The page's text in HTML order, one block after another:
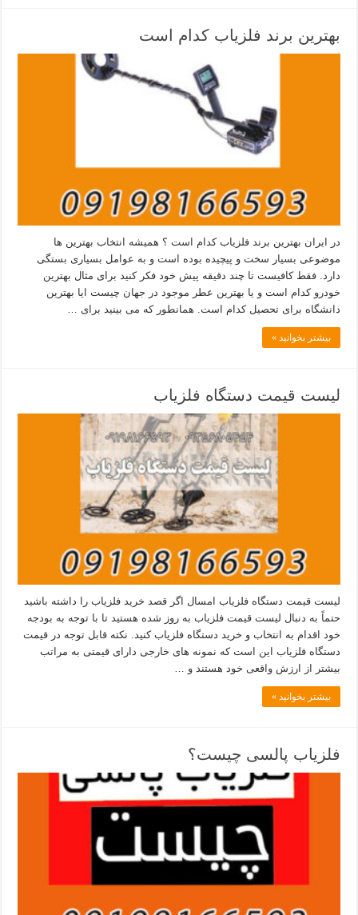
بهترین برند فلزیاب کدام است
در ایران بهترین برند فلزیاب کدام است ؟ همیشه انتخاب بهترین ها
موضوعی بسیار سخت و پیچیده بوده است و به عوامل بسیاری بستگی
دارد. فقط کافیست تا چند دقیقه پیش خود فکر کنید برای مثال بهترین
خودرو کدام است و یا بهترین عطر موجود در جهان چیست ایا بهترین
دانشگاه برای تحصیل کدام است. همانطور که می بینید برای …
بیشتر بخوانید »
لیست قیمت دستگاه فلزیاب
لیست قیمت دستگاه فلزیاب امسال اگر قصد خرید فلزیاب را داشته باشید
حتماً به دنبال لیست قیمت فلزیاب به روز شده هستید تا با توجه به بودجه
خود اقدام به انتخاب و خرید دستگاه فلزیاب کنید. نکته قابل توجه در قیمت
دستگاه فلزیاب این است که نمونه های خارجی دارای قیمتی به مراتب
بیشتر از ارزش واقعی خود هستند و …
بیشتر بخوانید »
فلزیاب پالسی چیست؟